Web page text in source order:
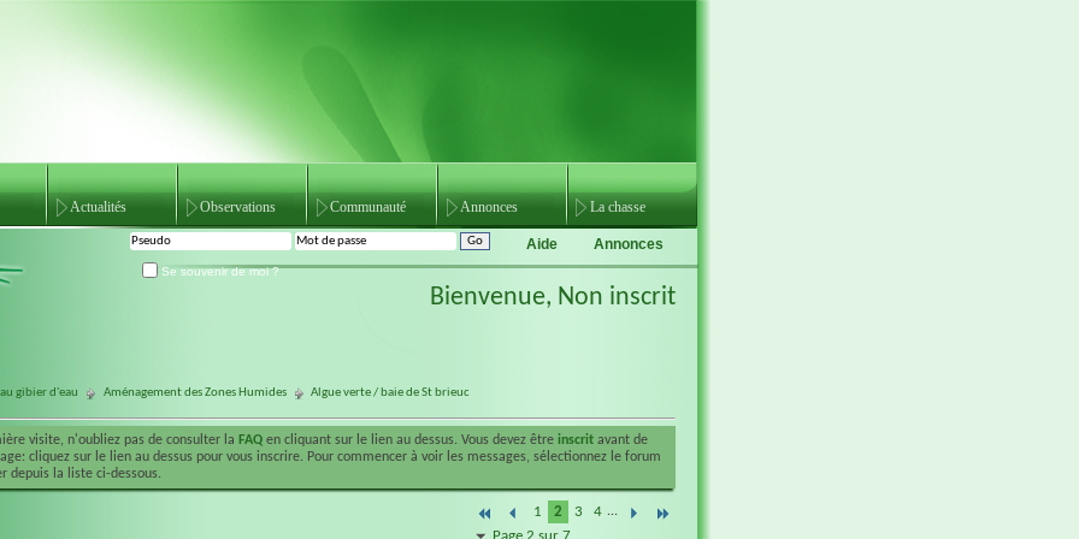
Actualités Observations Communauté Annonces La chasse
Annonces
Aide
Se souvenir de moi ?
Bienvenue, Non inscrit
au gibier d'eau Aménagement des Zones Humides Algue verte / baie de St brieuc
visite, n'oubliez pas de consulter la FAQ en cliquant sur le lien au dessus. Vous devez être inscrit avant de
cliquez sur le lien au dessus pour vous inscrire. Pour commencer à voir les messages, sélectionnez le forum
depuis la liste ci-dessous.
1 2 3 4 ...